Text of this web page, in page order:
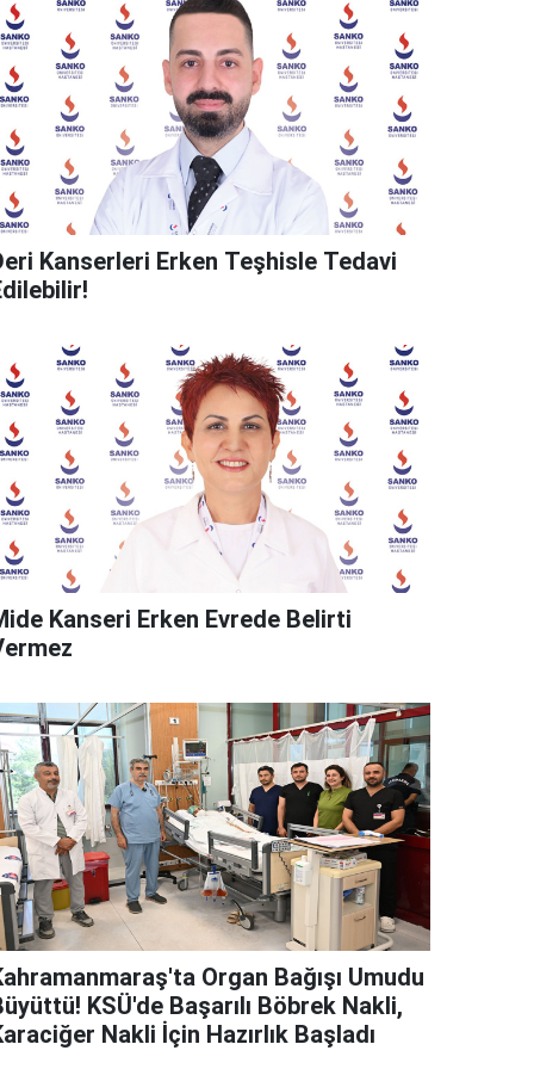
Kanserleri Erken Teşhisle Tedavi
Kanseri Erken Evrede Belirti
Organ Bağışı Umudu
KSÜ'de Başarılı Böbrek Nakli,
Nakli İçin Hazırlık Başladı